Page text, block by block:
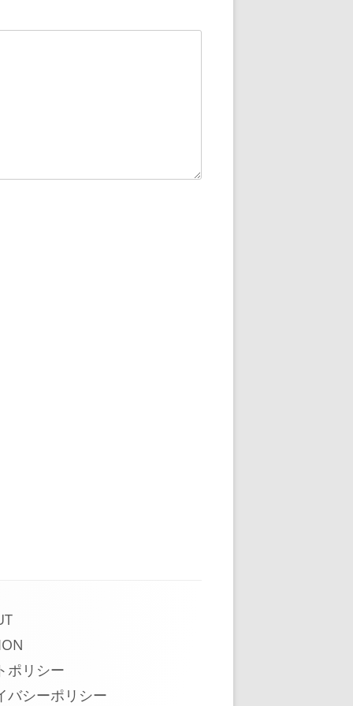
ポリシー
バシーポリシー